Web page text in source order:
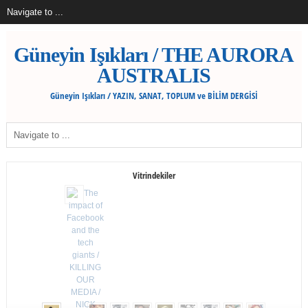
Güneyin Işıkları / THE AURORA
AUSTRALIS
Güneyin Işıkları / YAZIN, SANAT, TOPLUM ve BİLİM DERGİSİ
Vitrindekiler